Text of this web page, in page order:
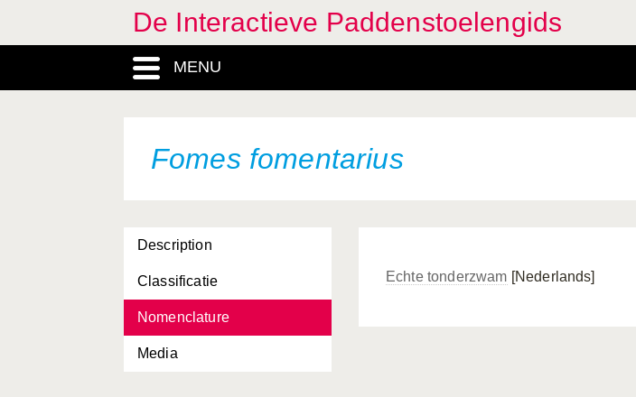
De Interactieve Paddenstoelengids
MENU
Fomes fomentarius
Description
Classificatie
Nomenclature
Media
Echte tonderzwam [Nederlands]